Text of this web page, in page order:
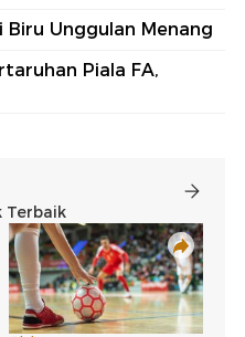
Biru Unggulan Menang
Piala FA,